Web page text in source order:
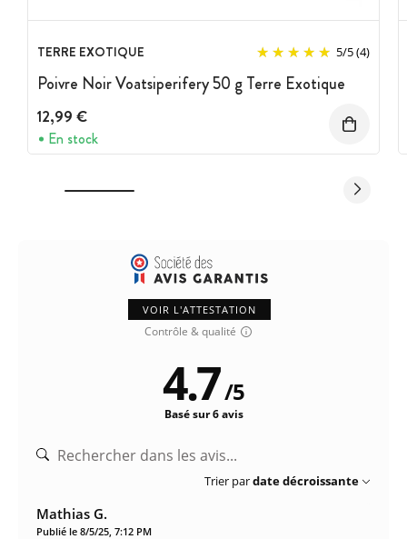
TERRE EXOTIQUE 5/5(4)
Poivre Noir Voatsiperifery 50 g Terre Exotique
12,99 €
En stock
VOIR L'ATTESTATION
Contrôle & qualité
4.7/5
Basé sur 6 avis
Trier pardate décroissante
Mathias G.
Publié le 8/5/25, 7:12 PM